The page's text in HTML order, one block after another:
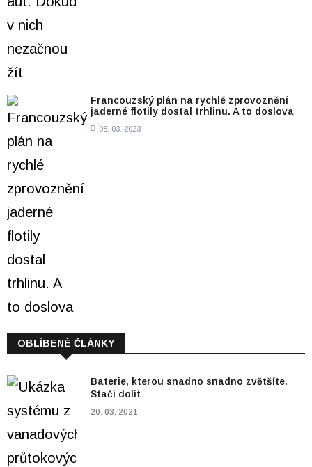
Francouzský plán na rychlé zprovoznění
jaderné flotily dostal trhlinu. A to doslova
08. 03. 2023
OBLÍBENÉ ČLÁNKY
Baterie, kterou snadno snadno zvětšíte.
Stačí dolít
20. 03. 2021